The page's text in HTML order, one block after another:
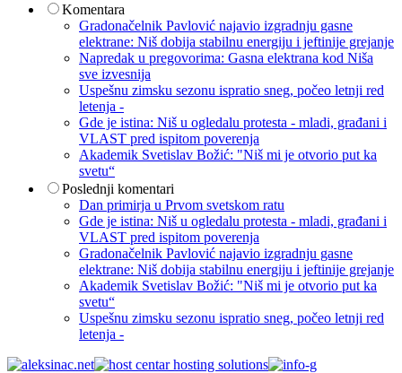
Komentara
Gradonačelnik Pavlović najavio izgradnju gasne
elektrane: Niš dobija stabilnu energiju i jeftinije grejanje
Napredak u pregovorima: Gasna elektrana kod Niša
sve izvesnija
Uspešnu zimsku sezonu ispratio sneg, počeo letnji red
letenja -
Gde je istina: Niš u ogledalu protesta - mladi, građani i
VLAST pred ispitom poverenja
Akademik Svetislav Božić: "Niš mi je otvorio put ka
svetu“
Poslednji komentari
Dan primirja u Prvom svetskom ratu
Gde je istina: Niš u ogledalu protesta - mladi, građani i
VLAST pred ispitom poverenja
Gradonačelnik Pavlović najavio izgradnju gasne
elektrane: Niš dobija stabilnu energiju i jeftinije grejanje
Akademik Svetislav Božić: "Niš mi je otvorio put ka
svetu“
Uspešnu zimsku sezonu ispratio sneg, počeo letnji red
letenja -